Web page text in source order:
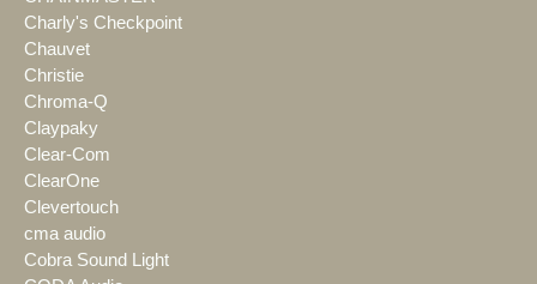
Charly's Checkpoint
Chauvet
Christie
Chroma-Q
Claypaky
Clear-Com
ClearOne
Clevertouch
cma audio
Cobra Sound Light